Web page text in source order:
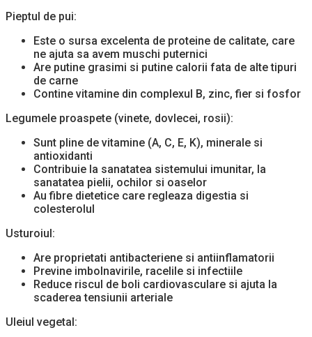
Pieptul de pui:
Este o sursa excelenta de proteine de calitate, care
ne ajuta sa avem muschi puternici
Are putine grasimi si putine calorii fata de alte tipuri
de carne
Contine vitamine din complexul B, zinc, fier si fosfor
Legumele proaspete (vinete, dovlecei, rosii):
Sunt pline de vitamine (A, C, E, K), minerale si
antioxidanti
Contribuie la sanatatea sistemului imunitar, la
sanatatea pielii, ochilor si oaselor
Au fibre dietetice care regleaza digestia si
colesterolul
Usturoiul:
Are proprietati antibacteriene si antiinflamatorii
Previne imbolnavirile, racelile si infectiile
Reduce riscul de boli cardiovasculare si ajuta la
scaderea tensiunii arteriale
Uleiul vegetal: